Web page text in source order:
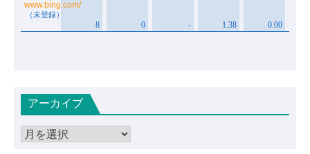
アーカイブ
ア